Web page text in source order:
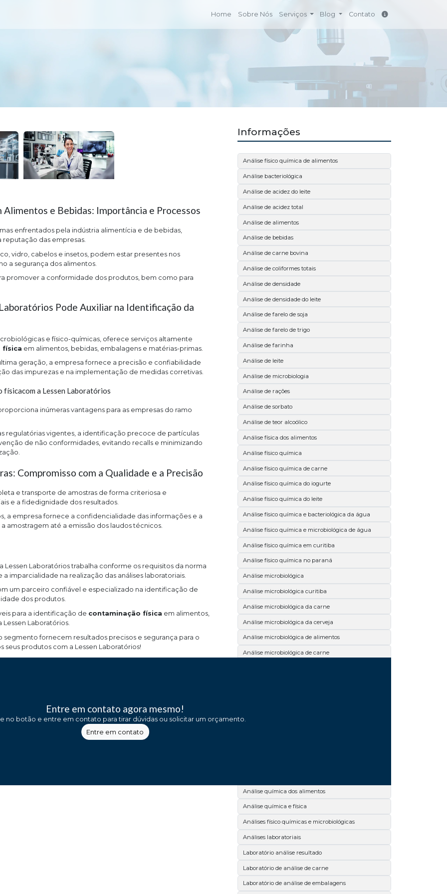
Home Sobre Nós Serviços Blog Contato
e Bebidas: Importância e Processos
enfrentados pela indústria alimentícia e de bebidas,
das empresas.
vidro, cabelos e insetos, podem estar presentes nos
a segurança dos alimentos.
promover a conformidade dos produtos, bem como para
Pode Auxiliar na Identificação da
e físico-químicas, oferece serviços altamente
física em alimentos, bebidas, embalagens e matérias-primas.
geração, a empresa fornece a precisão e confiabilidade
das impurezas e na implementação de medidas corretivas.
físicacom a Lessen Laboratórios
inúmeras vantagens para as empresas do ramo
regulatórias vigentes, a identificação precoce de partículas
de não conformidades, evitando recalls e minimizando
Compromisso com a Qualidade e a Precisão
e transporte de amostras de forma criteriosa e
e a fidedignidade dos resultados.
a empresa fornece a confidencialidade das informações e a
amostragem até a emissão dos laudos técnicos.
Laboratórios trabalha conforme os requisitos da norma
imparcialidade na realização das análises laboratoriais.
um parceiro confiável e especializado na identificação de
dos produtos.
para a identificação de contaminação física em alimentos,
Laboratórios.
segmento fornecem resultados precisos e segurança para o
seus produtos com a Lessen Laboratórios!
Entre em contato agora mesmo!
no botão e entre em contato para tirar dúvidas ou solicitar um orçamento.
Entre em contato
Informações
Análise físico química de alimentos
Análise bacteriológica
Análise de acidez do leite
Análise de acidez total
Análise de alimentos
Análise de bebidas
Análise de carne bovina
Análise de coliformes totais
Análise de densidade
Análise de densidade do leite
Análise de farelo de soja
Análise de farelo de trigo
Análise de farinha
Análise de leite
Análise de microbiologia
Análise de rações
Análise de sorbato
Análise de teor alcoólico
Análise física dos alimentos
Análise físico química
Análise físico química de carne
Análise físico química do iogurte
Análise físico química do leite
Análise físico química e bacteriológica da água
Análise físico química e microbiológica de água
Análise físico química em curitiba
Análise físico química no paraná
Análise microbiológica
Análise microbiológica curitiba
Análise microbiológica da carne
Análise microbiológica da cerveja
Análise microbiológica de alimentos
Análise microbiológica de carne
Análise química dos alimentos
Análise química e física
Análises físico químicas e microbiológicas
Análises laboratoriais
Laboratório análise resultado
Laboratório de análise de carne
Laboratório de análise de embalagens